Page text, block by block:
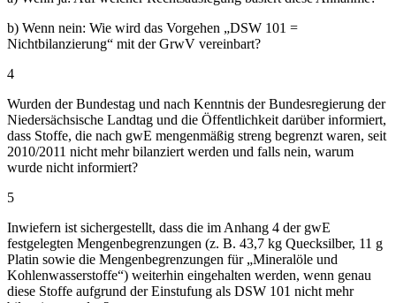
b) Wenn nein: Wie wird das Vorgehen „DSW 101 =
Nichtbilanzierung“ mit der GrwV vereinbart?
4
Wurden der Bundestag und nach Kenntnis der Bundesregierung der
Niedersächsische Landtag und die Öffentlichkeit darüber informiert,
dass Stoffe, die nach gwE mengenmäßig streng begrenzt waren, seit
2010/2011 nicht mehr bilanziert werden und falls nein, warum
wurde nicht informiert?
5
Inwiefern ist sichergestellt, dass die im Anhang 4 der gwE
festgelegten Mengenbegrenzungen (z. B. 43,7 kg Quecksilber, 11 g
Platin sowie die Mengenbegrenzungen für „Mineralöle und
Kohlenwasserstoffe“) weiterhin eingehalten werden, wenn genau
diese Stoffe aufgrund der Einstufung als DSW 101 nicht mehr